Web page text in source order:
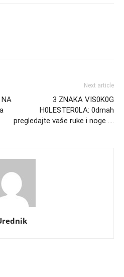
NA
Next article
3 ZNAKA VIS0K0G
H0LESTER0LA: 0dmah
pregledajte vaše ruke i noge ….